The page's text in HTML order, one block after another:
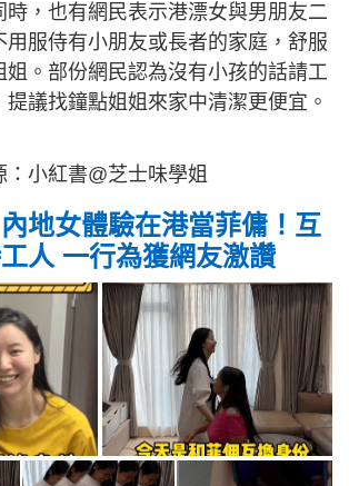
時，也有網民表示港漂女與男朋友二
用服侍有小朋友或長者的家庭，舒服
姐。部份網民認為沒有小孩的話請工
議找鐘點姐姐來家中清潔更便宜。
：小紅書@芝士味學姐
內地女體驗在港當菲傭！互
人 一行為獲網友激讚